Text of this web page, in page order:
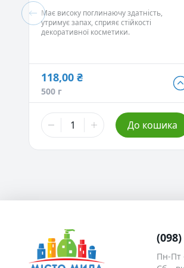
Має високу поглинаючу здатність,
утримує запах, сприяє стійкості
декоративної косметики.
118,00 ₴
500 г
118,00 ₴
500 г
200,00 ₴
1 кг До кошика
Пн-Пт